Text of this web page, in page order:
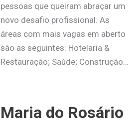
pessoas que queiram abraçar um
novo desafio profissional. As
áreas com mais vagas em aberto
são as seguintes: Hotelaria &
Restauração; Saúde; Construção…
Maria do Rosário